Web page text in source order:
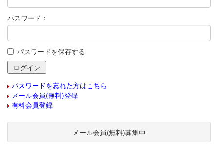
パスワード：
パスワードを保存する
パスワードを忘れた方はこちら
メール会員(無料)登録
有料会員登録
メール会員(無料)募集中